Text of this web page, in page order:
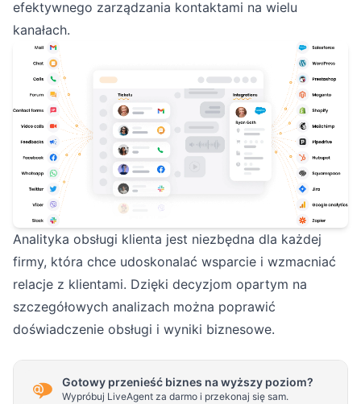
efektywnego zarządzania kontaktami na wielu
kanałach.
Analityka obsługi klienta jest niezbędna dla każdej
firmy, która chce udoskonalać wsparcie i wzmacniać
relacje z klientami. Dzięki decyzjom opartym na
szczegółowych analizach można poprawić
doświadczenie obsługi i wyniki biznesowe.
Gotowy przenieść biznes na wyższy poziom?
Wypróbuj LiveAgent za darmo i przekonaj się sam.